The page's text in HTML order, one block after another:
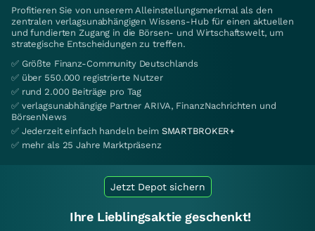
Profitieren Sie von unserem Alleinstellungsmerkmal als den
zentralen verlagsunabhängigen Wissens-Hub für einen aktuellen
und fundierten Zugang in die Börsen- und Wirtschaftswelt, um
strategische Entscheidungen zu treffen.
✅ Größte Finanz-Community Deutschlands
✅ über 550.000 registrierte Nutzer
✅ rund 2.000 Beiträge pro Tag
✅ verlagsunabhängige Partner ARIVA, FinanzNachrichten und
BörsenNews
✅ Jederzeit einfach handeln beim SMARTBROKER+
✅ mehr als 25 Jahre Marktpräsenz
Jetzt Depot sichern
Ihre Lieblingsaktie geschenkt!